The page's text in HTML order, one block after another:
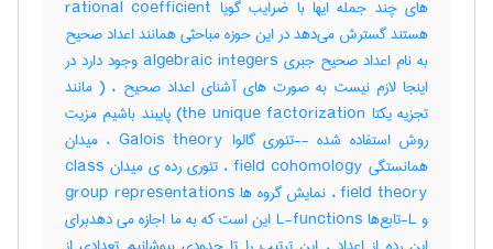
های چند جمله ایها با ضرایب گویا rational coefficient
هستند گسترش می‌دهد در این حوزه مباحثی همانند اعداد صحیح
به نام اعداد صحیح جبری algebraic integers وجود دارد در
اینجا لازم نیست به صورت های آشنای اعداد صحیح ، ( مانند
تجزیه یکتا the unique factorization) پایبند باشیم مزیت
روش استفاده شده --تئوری گالوا Galois theory ، میدان
همانستگی field cohomology ، تئوری رده ی میدان class
field theory ، نمایش گروه ها group representations
و L-تابع‌ها L-functions این است که به ما اجازه می دهدبرای